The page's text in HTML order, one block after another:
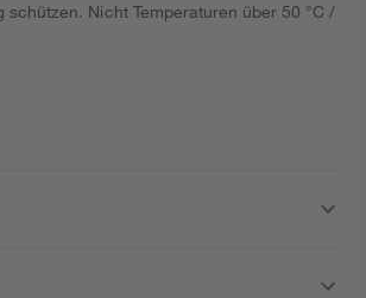
schützen. Nicht Temperaturen über 50 °C /